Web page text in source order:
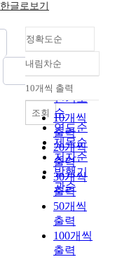
한글로보기
정확도순
정확도
순
인기도
순
연도순
제목순
저자순
발행기
관순
내림차순
내림차순
10개씩 출력
10개씩
출력
20개씩
출력
30개씩
출력
50개씩
출력
100개씩
출력
조회